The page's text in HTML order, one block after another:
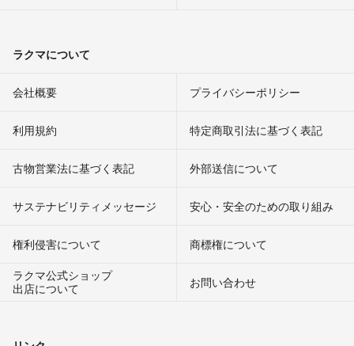
ラクマについて
会社概要 プライバシーポリシー
利用規約 特定商取引法に基づく表記
古物営業法に基づく表記 外部送信について
サステナビリティメッセージ 安心・安全のための取り組み
権利侵害について
商標権について
ラクマ公式ショップ
出店について
お問い合わせ